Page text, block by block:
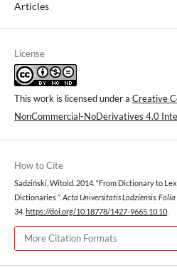
Articles
License
This work is licensed under a Creative
NonCommercial-NoDerivatives 4.0
How to Cite
Sadziński, Witold. 2014. “From Dictionary to
Dictionaries ”. Acta Universitatis Lodziensis. Folia
34. https://doi.org/10.18778/1427-9665.10.10
More Citation Formats